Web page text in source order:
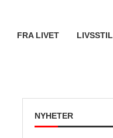
FRA LIVET LIVSSTIL
NYHETER